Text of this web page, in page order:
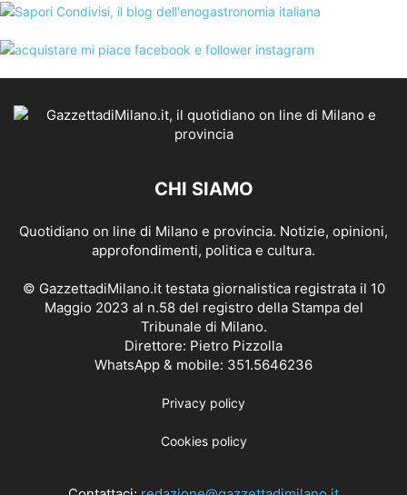
CHI SIAMO
Quotidiano on line di Milano e provincia. Notizie, opinioni,
approfondimenti, politica e cultura.
© GazzettadiMilano.it testata giornalistica registrata il 10
Maggio 2023 al n.58 del registro della Stampa del
Tribunale di Milano.
Direttore: Pietro Pizzolla
WhatsApp & mobile: 351.5646236
Privacy policy
Cookies policy